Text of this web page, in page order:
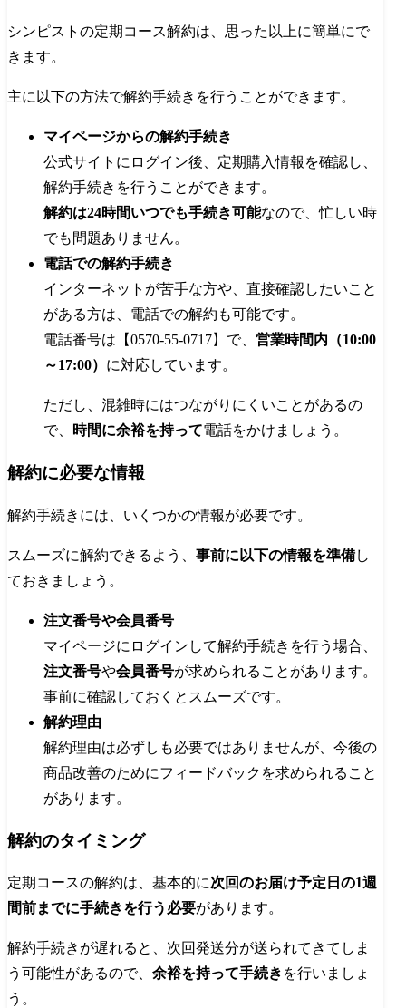
シンピストの定期コース解約は、思った以上に簡単にで
きます。
主に以下の方法で解約手続きを行うことができます。
マイページからの解約手続き
公式サイトにログイン後、定期購入情報を確認し、
解約手続きを行うことができます。
解約は24時間いつでも手続き可能なので、忙しい時
でも問題ありません。
電話での解約手続き
インターネットが苦手な方や、直接確認したいこと
がある方は、電話での解約も可能です。
電話番号は【0570-55-0717】で、 営業時間内（10:00
～17:00） に対応しています。
ただし、混雑時にはつながりにくいことがあるの
で、 時間に余裕を持って電話をかけましょう。
解約に必要な情報
解約手続きには、いくつかの情報が必要です。
スムーズに解約できるよう、 事前に以下の情報を準備し
ておきましょう。
注文番号や会員番号
マイページにログインして解約手続きを行う場合、
注文番号や会員番号が求められることがあります。
事前に確認しておくとスムーズです。
解約理由
解約理由は必ずしも必要ではありませんが、今後の
商品改善のためにフィードバックを求められること
があります。
解約のタイミング
定期コースの解約は、基本的に次回のお届け予定日の1週
間前までに手続きを行う必要があります。
解約手続きが遅れると、次回発送分が送られてきてしま
う可能性があるので、 余裕を持って手続き を行いましょ
う。